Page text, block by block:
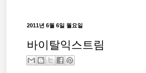
2011년 6월 6일 월요일
바이탈익스트림